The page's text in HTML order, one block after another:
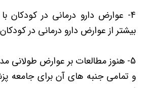
4- عوارض دارو درمانی در کودکان
بیشتر از عوارض دارو درمانی در
5- هنوز مطالعات بر عوارض طولانی
و تمامی جنبه های آن برای